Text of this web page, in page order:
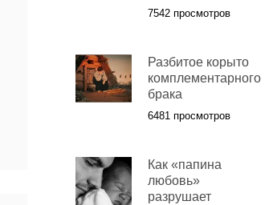
7542 просмотров
Разбитое корыто
комплементарного
брака
6481 просмотров
Как «папина
любовь»
разрушает